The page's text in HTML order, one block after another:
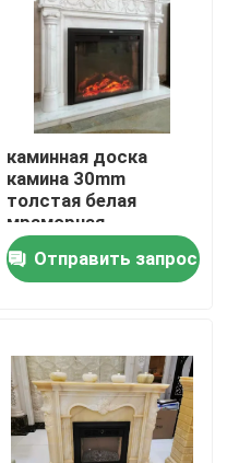
каминная доска
камина 30mm
толстая белая
мраморная
кафельная повсюду
окружает
воодушевленности
Отправить запрос